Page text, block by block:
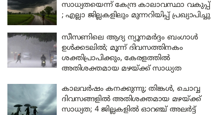
സാധ്യതയെന്ന് കേന്ദ്ര കാലാവസ്ഥാ വകുപ്പ്
; എല്ലാ ജില്ലകളിലും മുന്നറിയിപ്പ് പ്രഖ്യാപിച്ചു
സീസണിലെ ആദ്യ ന്യൂനമർദ്ദം ബംഗാൾ
ഉൾക്കടലിൽ; മൂന്ന് ദിവസത്തിനകം
ശക്തിപ്രാപിക്കും, കേരളത്തിൽ
അതിശക്തമായ മഴയ്ക്ക് സാധ്യത
കാലവർഷം കനക്കുന്നു; തിങ്കൾ, ചൊവ്വ
ദിവസങ്ങളിൽ അതിശക്തമായ മഴയ്ക്ക്
സാധ്യത; 4 ജില്ലകളിൽ ഓറഞ്ച് അലർട്ട്